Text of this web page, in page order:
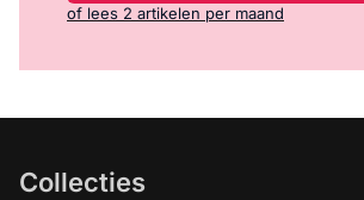
of lees 2 artikelen per maand
Collecties